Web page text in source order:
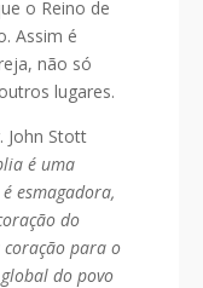
o Reino de
Assim é
não só
lugares.
John Stott
é uma
esmagadora,
do
coração para o
do povo